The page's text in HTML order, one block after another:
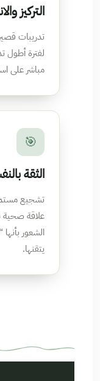
التركيز
تدريبات
لفترة أطول
مباشر على
🎯
الثقة
تشجيع
علاقة صحية
الشعور
يتقنها.